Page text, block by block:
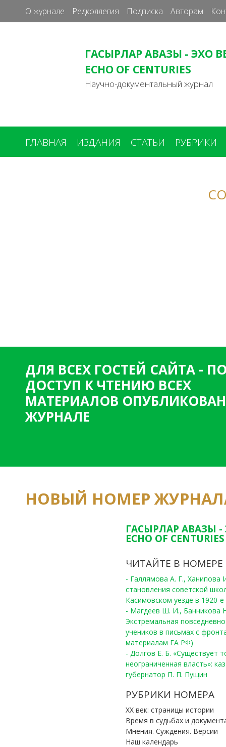
О журнале Редколлегия Подписка Авторам
ГАСЫРЛАР АВАЗЫ - ЭХО
ECHO OF CENTURIES
Научно-документальный журнал
ГЛАВНАЯ ИЗДАНИЯ СТАТЬИ РУБРИКИ
ДЛЯ ВСЕХ ГОСТЕЙ САЙТА -
ДОСТУП К ЧТЕНИЮ ВСЕХ
МАТЕРИАЛОВ
ЖУРНАЛЕ
НОВЫЙ НОМЕР
ГАСЫРЛАР АВАЗЫ -
ECHO OF
ЧИТАЙТЕ В НОМЕРЕ
- Галлямова А. Г.,
становления советской
Касимовском уезде в 1920-е
- Магдеев Ш. И., Банникова
Экстремальная
учеников в письмах с
материалам ГА РФ)
- Долгов Е. Б. «Существует
неограниченная власть»:
губернатор П. П. Пущин
РУБРИКИ НОМЕРА
ХХ век: страницы истории
Время в судьбах и
Мнения. Суждения. Версии
Наш календарь